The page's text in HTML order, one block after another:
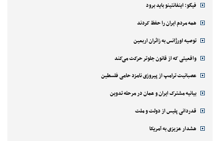
فیگو: اینفانتینو باید برود
همه مردم ایران را حفظ کردند
توصیه اورژانس به زائران اربعین
واقعیتی که از قانون جلوتر حرکت می‌کند
عصبانیت ترامپ از پیروزی نامزد حامی فلسطین
بیانیه مشترک ایران و عمان در مرحله تدوین
قدردانی پلیس از دولت و ملت
هشدار عزیزی به آمریکا